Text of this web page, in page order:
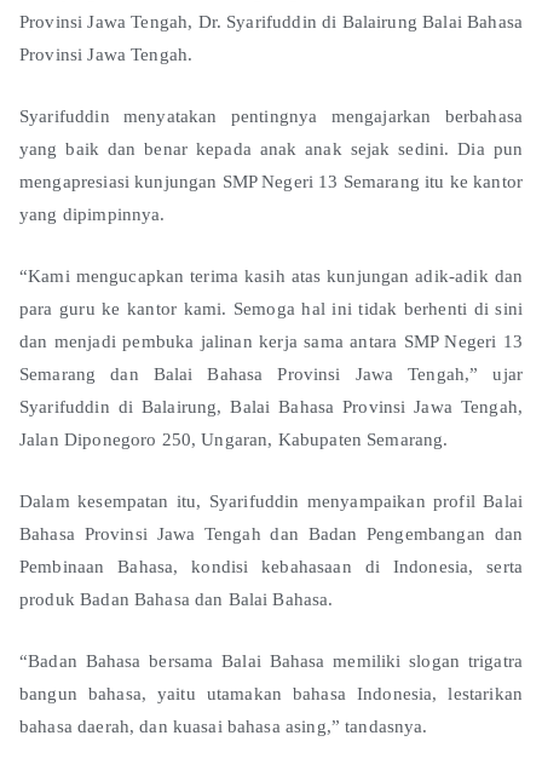
Provinsi Jawa Tengah, Dr. Syarifuddin di Balairung Balai Bahasa
Provinsi Jawa Tengah.
Syarifuddin menyatakan pentingnya mengajarkan berbahasa
yang baik dan benar kepada anak anak sejak sedini. Dia pun
mengapresiasi kunjungan SMP Negeri 13 Semarang itu ke kantor
yang dipimpinnya.
“Kami mengucapkan terima kasih atas kunjungan adik-adik dan
para guru ke kantor kami. Semoga hal ini tidak berhenti di sini
dan menjadi pembuka jalinan kerja sama antara SMP Negeri 13
Semarang dan Balai Bahasa Provinsi Jawa Tengah,” ujar
Syarifuddin di Balairung, Balai Bahasa Provinsi Jawa Tengah,
Jalan Diponegoro 250, Ungaran, Kabupaten Semarang.
Dalam kesempatan itu, Syarifuddin menyampaikan profil Balai
Bahasa Provinsi Jawa Tengah dan Badan Pengembangan dan
Pembinaan Bahasa, kondisi kebahasaan di Indonesia, serta
produk Badan Bahasa dan Balai Bahasa.
“Badan Bahasa bersama Balai Bahasa memiliki slogan trigatra
bangun bahasa, yaitu utamakan bahasa Indonesia, lestarikan
bahasa daerah, dan kuasai bahasa asing,” tandasnya.